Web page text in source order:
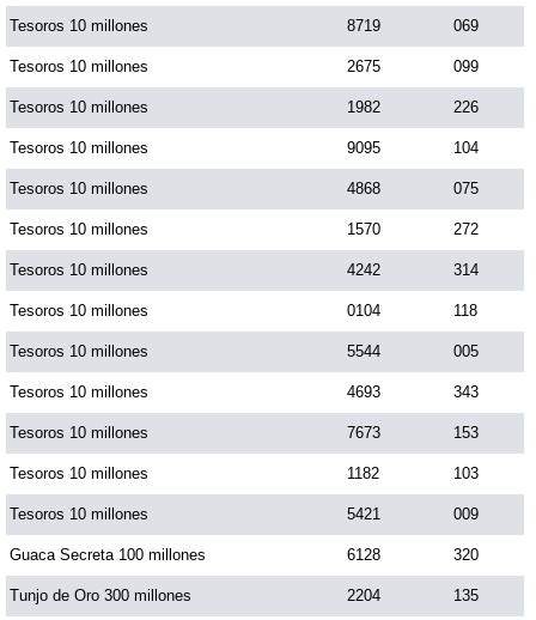
Tesoros 10 millones 8719 069
Tesoros 10 millones 2675 099
Tesoros 10 millones 1982 226
Tesoros 10 millones 9095 104
Tesoros 10 millones 4868 075
Tesoros 10 millones 1570 272
Tesoros 10 millones 4242 314
Tesoros 10 millones 0104 118
Tesoros 10 millones 5544 005
Tesoros 10 millones 4693 343
Tesoros 10 millones 7673 153
Tesoros 10 millones 1182 103
Tesoros 10 millones 5421 009
Guaca Secreta 100 millones 6128 320
Tunjo de Oro 300 millones 2204 135